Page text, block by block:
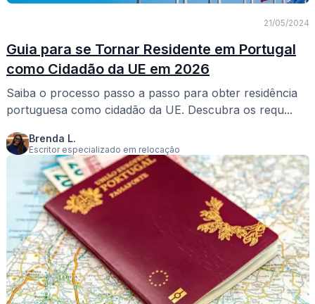
21/05/2024
Guia para se Tornar Residente em Portugal
como Cidadão da UE em 2026
Saiba o processo passo a passo para obter residência
portuguesa como cidadão da UE. Descubra os requ...
Brenda L.
Escritor especializado em relocação